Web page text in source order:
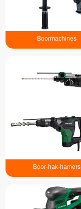
Boormachines
Boor-hak-hamers